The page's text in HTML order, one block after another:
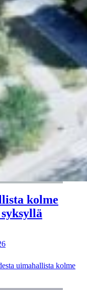
kolme
uimahallista kolme